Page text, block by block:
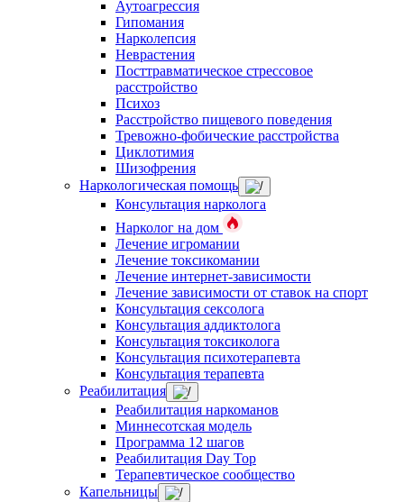
Аутоагрессия
Гипомания
Нарколепсия
Неврастения
Посттравматическое стрессовое
расстройство
Психоз
Расстройство пищевого поведения
Тревожно-фобические расстройства
Циклотимия
Шизофрения
Наркологическая помощь
Консультация нарколога
Нарколог на дом
Лечение игромании
Лечение токсикомании
Лечение интернет-зависимости
Лечение зависимости от ставок на спорт
Консультация сексолога
Консультация аддиктолога
Консультация токсиколога
Консультация психотерапевта
Консультация терапевта
Реабилитация
Реабилитация наркоманов
Миннесотская модель
Программа 12 шагов
Реабилитация Day Top
Терапевтическое сообщество
Капельницы